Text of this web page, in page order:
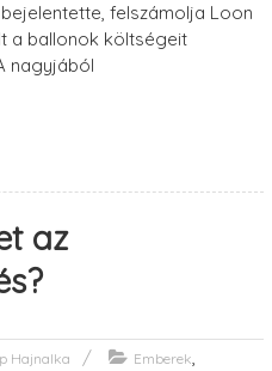
felszámolja Loon
a ballonok költségeit
nagyjából
az
Hajnalka Emberek,